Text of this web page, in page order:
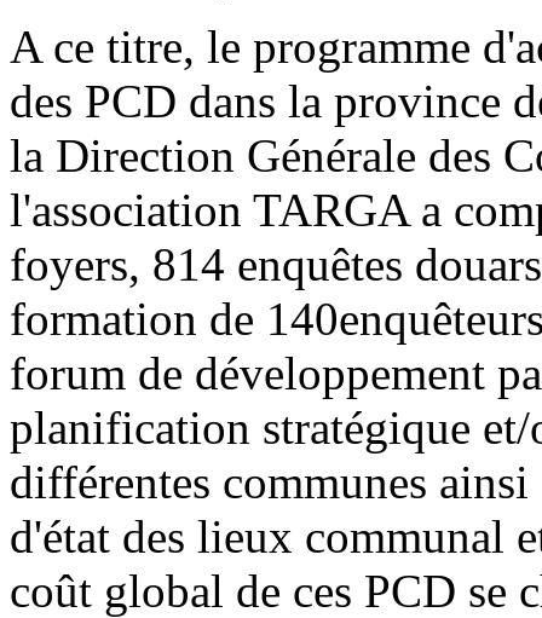
A ce titre, le programme
des PCD dans la province
la Direction Générale des
l'association TARGA a
foyers, 814 enquêtes
formation de
forum de développement
planification stratégique
différentes communes
d'état des lieux communal
coût global de ces PCD se